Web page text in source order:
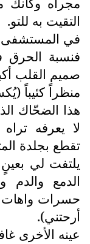
التقيت به للتو.
في المستشفى
فنسبة الحرق
صميم القلب
منظراً كئيباً
هذا الضحّاك
لا يعرفه
تقطع بجلدة
يلتفت لي
الدمع والدم
حسرات واهات
أرحتني).
عينه الأخرى